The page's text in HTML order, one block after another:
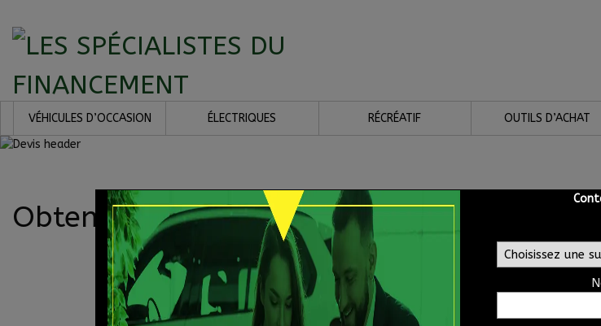
VÉHICULES D’OCCASION ÉLECTRIQUES RÉCRÉATIF OUTILS D’ACHAT
Obtenez un devis